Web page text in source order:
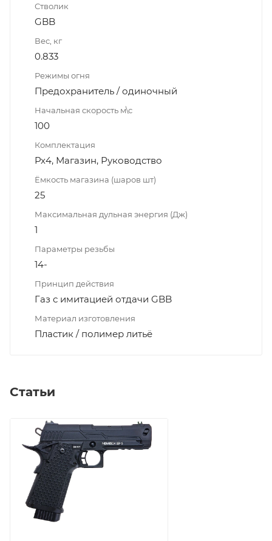
Стволик
GBB
Вес, кг
0.833
Режимы огня
Предохранитель / одиночный
Начальная скорость м\с
100
Комплектация
Px4, Магазин, Руководство
Ёмкость магазина (шаров шт)
25
Максимальная дульная энергия (Дж)
1
Параметры резьбы
14-
Принцип действия
Газ с имитацией отдачи GBB
Материал изготовления
Пластик / полимер литьё
Статьи